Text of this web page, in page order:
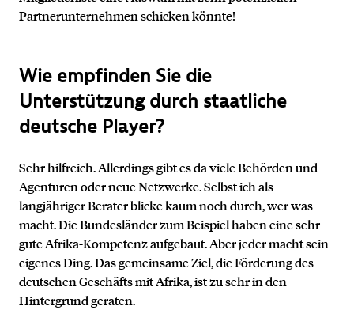
Partnerunternehmen schicken könnte!
Wie empfinden Sie die
Unterstützung durch staatliche
deutsche Player?
Sehr hilfreich. Allerdings gibt es da viele Behörden und
Agenturen oder neue Netzwerke. Selbst ich als
langjähriger Berater blicke kaum noch durch, wer was
macht. Die Bundesländer zum Beispiel haben eine sehr
gute Afrika-Kompetenz aufgebaut. Aber jeder macht sein
eigenes Ding. Das gemeinsame Ziel, die Förderung des
deutschen Geschäfts mit Afrika, ist zu sehr in den
Hintergrund geraten.